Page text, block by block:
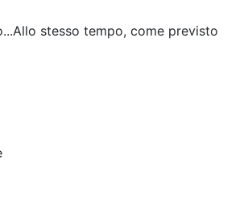
stesso tempo, come previsto